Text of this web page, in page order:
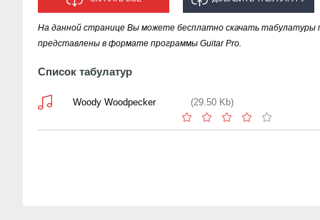
ИСПОЛНИТЕЛЯ "ДЯТЕЛ ВУДИ"
На данной странице Вы можете бесплатно скачать табулатуры
представлены в формате программы Guitar Pro.
Список табулатур
Woody Woodpecker (29.50 Kb)